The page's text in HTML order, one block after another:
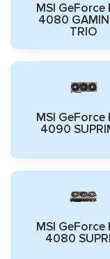
MSI GeForce
4080
TRIO
MSI GeForce
4090
MSI GeForce
4080